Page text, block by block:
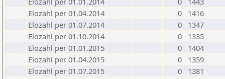
Elozahl per 01.04.2014
0
1416
Elozahl per 01.07.2014
0
1347
Elozahl per 01.10.2014
0
1335
Elozahl per 01.01.2015
0
1404
Elozahl per 01.04.2015
0
1359
Elozahl per 01.07.2015
0
1381